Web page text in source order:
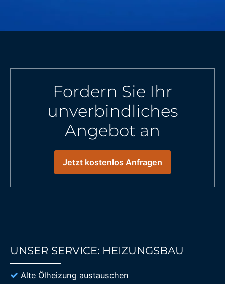
Fordern Sie Ihr
unverbindliches
Angebot an
Jetzt kostenlos Anfragen
UNSER SERVICE: HEIZUNGSBAU
Alte Ölheizung austauschen